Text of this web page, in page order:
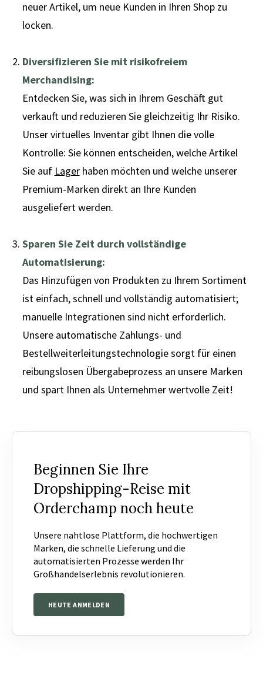
neuer Artikel, um neue Kunden in Ihren Shop zu
locken.
Diversifizieren Sie mit risikofreiem
Merchandising:
Entdecken Sie, was sich in Ihrem Geschäft gut
verkauft und reduzieren Sie gleichzeitig Ihr Risiko.
Unser virtuelles Inventar gibt Ihnen die volle
Kontrolle: Sie können entscheiden, welche Artikel
Sie auf Lagerhaben möchten und welche unserer
Premium-Marken direkt an Ihre Kunden
ausgeliefert werden.
Sparen Sie Zeit durch vollständige
Automatisierung:
Das Hinzufügen von Produkten zu Ihrem Sortiment
ist einfach, schnell und vollständig automatisiert;
manuelle Integrationen sind nicht erforderlich.
Unsere automatische Zahlungs- und
Bestellweiterleitungstechnologie sorgt für einen
reibungslosen Übergabeprozess an unsere Marken
und spart Ihnen als Unternehmer wertvolle Zeit!
Beginnen Sie Ihre
Dropshipping-Reise mit
Orderchamp noch heute
Unsere nahtlose Plattform, die hochwertigen
Marken, die schnelle Lieferung und die
automatisierten Prozesse werden Ihr
Großhandelserlebnis revolutionieren.
HEUTE ANMELDEN